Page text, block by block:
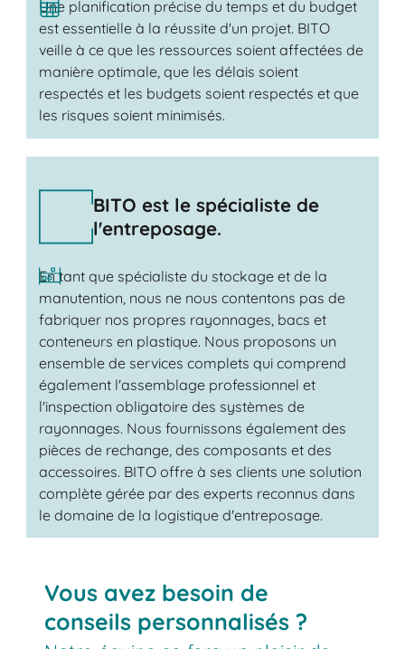
Une planification précise du temps et du budget
est essentielle à la réussite d'un projet. BITO
veille à ce que les ressources soient affectées de
manière optimale, que les délais soient
respectés et les budgets soient respectés et que
les risques soient minimisés.
BITO est le spécialiste de
l'entreposage.
En tant que spécialiste du stockage et de la
manutention, nous ne nous contentons pas de
fabriquer nos propres rayonnages, bacs et
conteneurs en plastique. Nous proposons un
ensemble de services complets qui comprend
également l'assemblage professionnel et
l'inspection obligatoire des systèmes de
rayonnages. Nous fournissons également des
pièces de rechange, des composants et des
accessoires. BITO offre à ses clients une solution
complète gérée par des experts reconnus dans
le domaine de la logistique d'entreposage.
Vous avez besoin de
conseils personnalisés ?